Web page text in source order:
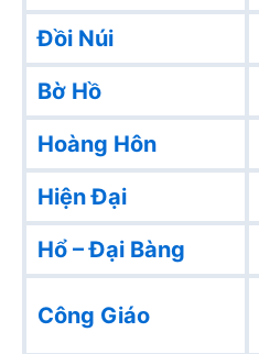
Đồi Núi
Bờ Hồ
Hoàng Hôn
Hiện Đại
Hổ – Đại Bàng
Công Giáo